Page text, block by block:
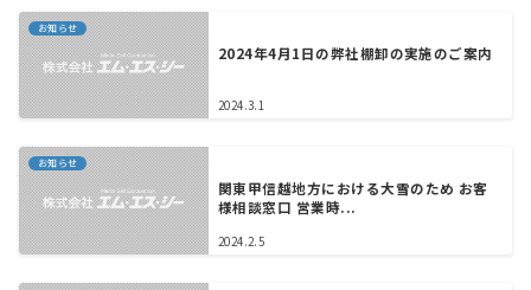
お知らせ
2024年4月1日の弊社棚卸の実施のご案内
2024.3.1
お知らせ
関東甲信越地方における大雪のため お客
様相談窓口 営業時...
2024.2.5